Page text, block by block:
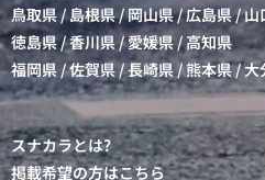
鳥取県 / 島根県/岡山県/広島県/山
徳島県/香川県/愛媛県 /高知県
福岡県 /佐賀県 /長崎県/熊本県/大
スナカラとは?
掲載希望の方はこちら